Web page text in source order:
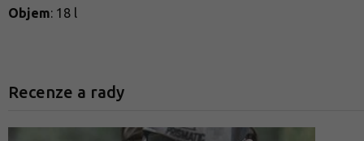
Objem: 18 l
Recenze a rady